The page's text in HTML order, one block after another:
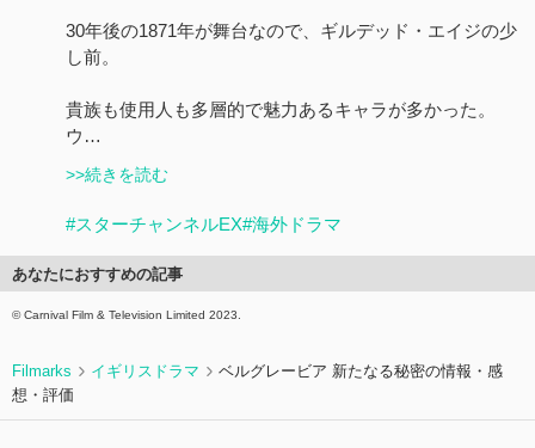
30年後の1871年が舞台なので、ギルデッド・エイジの少
し前。
貴族も使用人も多層的で魅力あるキャラが多かった。
ウ…
>>続きを読む
#スターチャンネルEX#海外ドラマ
あなたにおすすめの記事
© Carnival Film & Television Limited 2023.
Filmarks イギリスドラマ
ベルグレービア 新たなる秘密の情報・感
想・評価